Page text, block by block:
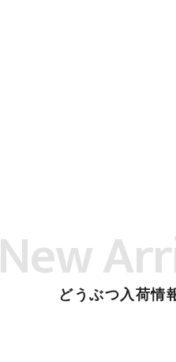
Newどうぶつ入荷情